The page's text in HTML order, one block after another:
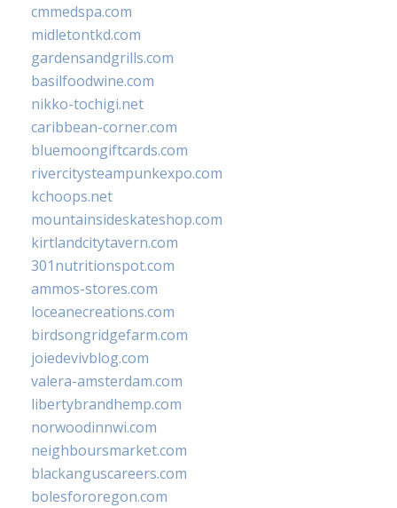
cmmedspa.com
midletontkd.com
gardensandgrills.com
basilfoodwine.com
nikko-tochigi.net
caribbean-corner.com
bluemoongiftcards.com
rivercitysteampunkexpo.com
kchoops.net
mountainsideskateshop.com
kirtlandcitytavern.com
301nutritionspot.com
ammos-stores.com
loceanecreations.com
birdsongridgefarm.com
joiedevivblog.com
valera-amsterdam.com
libertybrandhemp.com
norwoodinnwi.com
neighboursmarket.com
blackanguscareers.com
bolesfororegon.com